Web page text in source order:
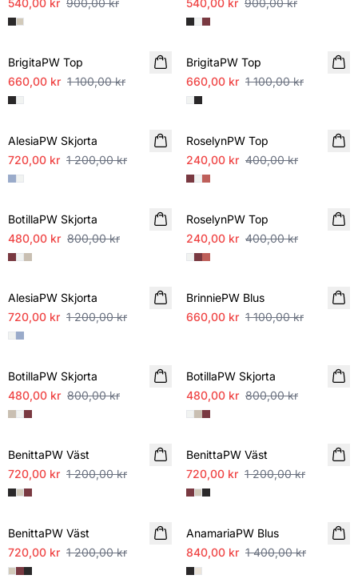
540,00 kr 900,00 kr
540,00 kr 900,00 kr
SALE
BrigitaPW Top
660,00 kr 1 100,00 kr
SALE
BrigitaPW Top
660,00 kr 1 100,00 kr
SALE
AlesiaPW Skjorta
720,00 kr 1 200,00 kr
SALE
RoselynPW Top
240,00 kr 400,00 kr
SALE
BotillaPW Skjorta
480,00 kr 800,00 kr
SALE
RoselynPW Top
240,00 kr 400,00 kr
SALE
AlesiaPW Skjorta
720,00 kr 1 200,00 kr
SALE
BrinniePW Blus
660,00 kr 1 100,00 kr
SALE
BotillaPW Skjorta
480,00 kr 800,00 kr
BotillaPW Skjorta
480,00 kr 800,00 kr
SALE
BenittaPW Väst
720,00 kr 1 200,00 kr
SALE
BenittaPW Väst
720,00 kr 1 200,00 kr
SALE
BenittaPW Väst
720,00 kr 1 200,00 kr
SALE
AnamariaPW Blus
840,00 kr 1 400,00 kr